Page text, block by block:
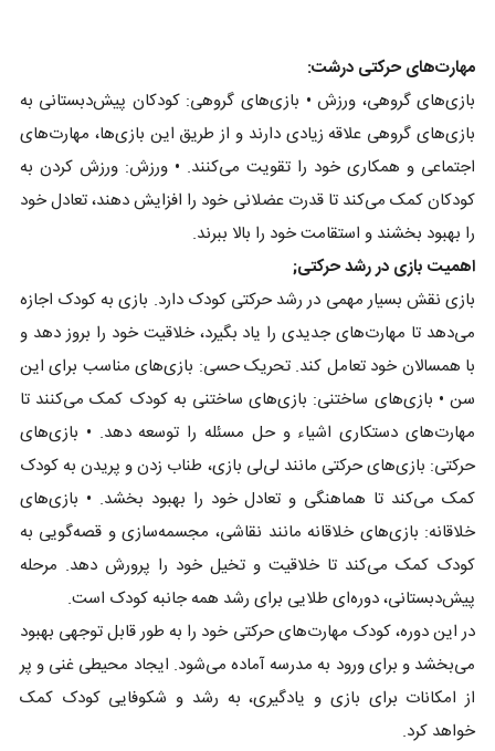
مهارت‌های حرکتی درشت:
بازی‌های گروهی، ورزش • بازی‌های گروهی: کودکان پیش‌دبستانی به
بازی‌های گروهی علاقه زیادی دارند و از طریق این بازی‌ها، مهارت‌های
اجتماعی و همکاری خود را تقویت می‌کنند. • ورزش: ورزش کردن به
کودکان کمک می‌کند تا قدرت عضلانی خود را افزایش دهند، تعادل خود
را بهبود بخشند و استقامت خود را بالا ببرند.
اهمیت بازی در رشد حرکتی;
بازی نقش بسیار مهمی در رشد حرکتی کودک دارد. بازی به کودک اجازه
می‌دهد تا مهارت‌های جدیدی را یاد بگیرد، خلاقیت خود را بروز دهد و
با همسالان خود تعامل کند. تحریک حسی: بازی‌های مناسب برای این
سن • بازی‌های ساختنی: بازی‌های ساختنی به کودک کمک می‌کنند تا
مهارت‌های دستکاری اشیاء و حل مسئله را توسعه دهد. • بازی‌های
حرکتی: بازی‌های حرکتی مانند لی‌لی بازی، طناب زدن و پریدن به کودک
کمک می‌کند تا هماهنگی و تعادل خود را بهبود بخشد. • بازی‌های
خلاقانه: بازی‌های خلاقانه مانند نقاشی، مجسمه‌سازی و قصه‌گویی به
کودک کمک می‌کند تا خلاقیت و تخیل خود را پرورش دهد. مرحله
پیش‌دبستانی، دوره‌ای طلایی برای رشد همه جانبه کودک است.
در این دوره، کودک مهارت‌های حرکتی خود را به طور قابل توجهی بهبود
می‌بخشد و برای ورود به مدرسه آماده می‌شود. ایجاد محیطی غنی و پر
از امکانات برای بازی و یادگیری، به رشد و شکوفایی کودک کمک
خواهد کرد.